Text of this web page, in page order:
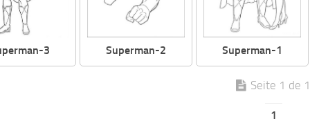
3 Superman-2 Superman-1
Seite 1 de 1
1